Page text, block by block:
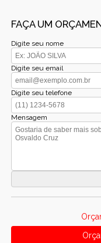
FAÇA UM
Digite seu nome
Digite seu email
Digite seu telefone
Mensagem